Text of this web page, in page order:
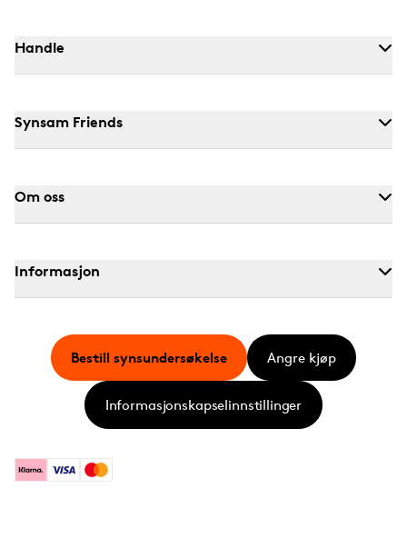
Handle
Synsam Friends
Om oss
Informasjon
KlarnaVisa Mastercard
Bestill synsundersøkelse Angre kjøp
Informasjonskapselinnstillinger